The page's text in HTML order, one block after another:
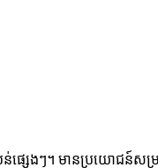
បន់ផ្សេងៗ។ មានប្រយោជន៍